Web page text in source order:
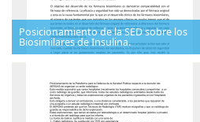
Posicionamiento de la SED sobre los
Biosimilares de Insulina.